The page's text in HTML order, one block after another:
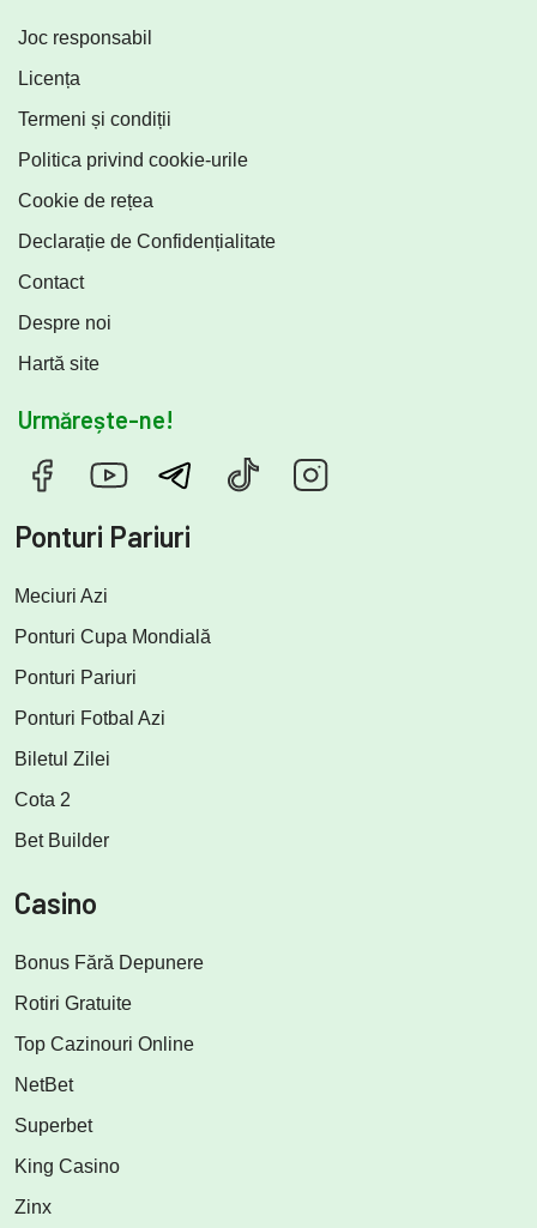
Joc responsabil
Licența
Termeni și condiții
Politica privind cookie-urile
Cookie de rețea
Declarație de Confidențialitate
Contact
Despre noi
Hartă site
Urmărește-ne!
Ponturi Pariuri
Meciuri Azi
Ponturi Cupa Mondială
Ponturi Pariuri
Ponturi Fotbal Azi
Biletul Zilei
Cota 2
Bet Builder
Casino
Bonus Fără Depunere
Rotiri Gratuite
Top Cazinouri Online
NetBet
Superbet
King Casino
Zinx